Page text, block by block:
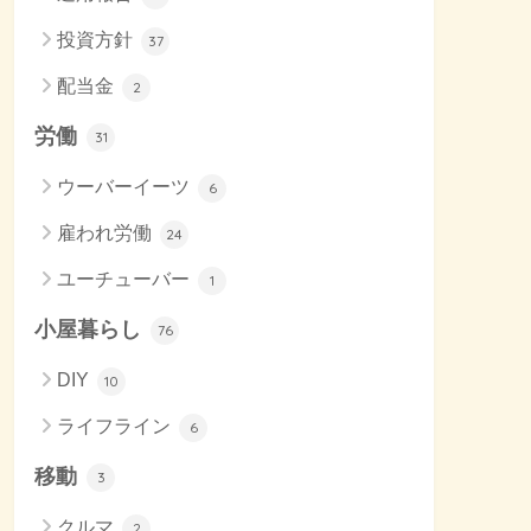
投資方針 37
配当金 2
労働 31
ウーバーイーツ 6
雇われ労働 24
ユーチューバー 1
小屋暮らし 76
DIY 10
ライフライン 6
移動 3
クルマ